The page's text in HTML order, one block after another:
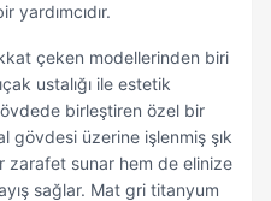
yardımcıdır.
çeken modellerinden biri
ustalığı ile estetik
birleştiren özel bir
gövdesi üzerine işlenmiş şık
zarafet sunar hem de elinize
sağlar. Mat gri titanyum